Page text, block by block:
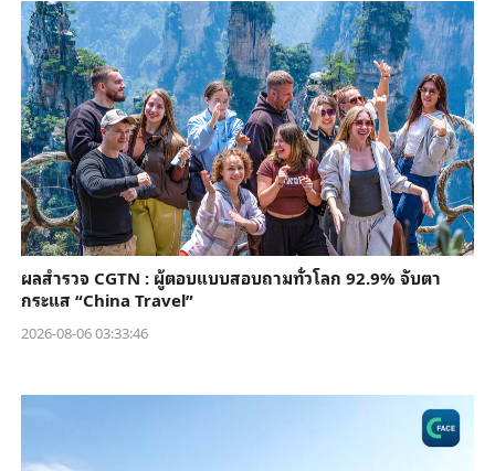
ผลสำรวจ CGTN : ผู้ตอบแบบสอบถามทั่วโลก 92.9% จับตา
กระแส “China Travel”
2026-08-06 03:33:46